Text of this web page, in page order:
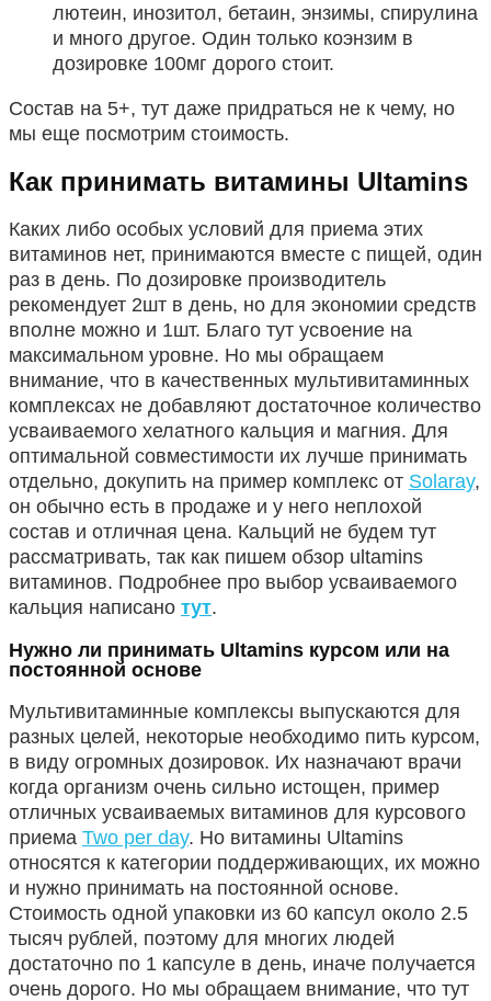
лютеин, инозитол, бетаин, энзимы, спирулина
и много другое. Один только коэнзим в
дозировке 100мг дорого стоит.
Состав на 5+, тут даже придраться не к чему, но
мы еще посмотрим стоимость.
Как принимать витамины Ultamins
Каких либо особых условий для приема этих
витаминов нет, принимаются вместе с пищей, один
раз в день. По дозировке производитель
рекомендует 2шт в день, но для экономии средств
вполне можно и 1шт. Благо тут усвоение на
максимальном уровне. Но мы обращаем
внимание, что в качественных мультивитаминных
комплексах не добавляют достаточное количество
усваиваемого хелатного кальция и магния. Для
оптимальной совместимости их лучше принимать
отдельно, докупить на пример комплекс от Solaray,
он обычно есть в продаже и у него неплохой
состав и отличная цена. Кальций не будем тут
рассматривать, так как пишем обзор ultamins
витаминов. Подробнее про выбор усваиваемого
кальция написано тут.
Нужно ли принимать Ultamins курсом или на
постоянной основе
Мультивитаминные комплексы выпускаются для
разных целей, некоторые необходимо пить курсом,
в виду огромных дозировок. Их назначают врачи
когда организм очень сильно истощен, пример
отличных усваиваемых витаминов для курсового
приема Two per day. Но витамины Ultamins
относятся к категории поддерживающих, их можно
и нужно принимать на постоянной основе.
Стоимость одной упаковки из 60 капсул около 2.5
тысяч рублей, поэтому для многих людей
достаточно по 1 капсуле в день, иначе получается
очень дорого. Но мы обращаем внимание, что тут